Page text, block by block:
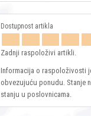
Zadnji raspoloživi artikli.
Informacija o raspoloživosti
obvezujuću ponudu. Stanje
stanju u poslovnicama.